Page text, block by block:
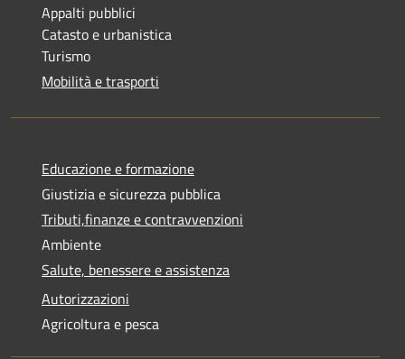
Appalti pubblici
Catasto e urbanistica
Turismo
Mobilità e trasporti
Educazione e formazione
Giustizia e sicurezza pubblica
Tributi,finanze e contravvenzioni
Ambiente
Salute, benessere e assistenza
Autorizzazioni
Agricoltura e pesca